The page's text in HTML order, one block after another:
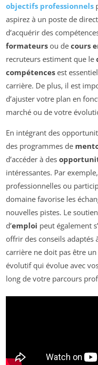
objectifs professionnels
aspirez à un poste de
d’acquérir des
formateurs ou de cours
recruteurs estiment que le
compétences est
carrière. De plus, il est
d’ajuster votre plan en
marché ou de votre
En intégrant des
des programmes de
d’accéder à des
intéressantes. Par
professionnelles ou
domaine favorise les
nouvelles pistes. Le
d’emploi peut également
offrir des conseils adaptés
carrière ne doit pas être
évolutif qui évolue avec
long de votre parcours